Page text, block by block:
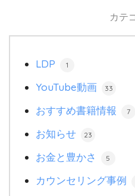
カテ
LDP 1
YouTube動画 33
おすすめ書籍情報 7
お知らせ 23
お金と豊かさ 5
カウンセリング事例